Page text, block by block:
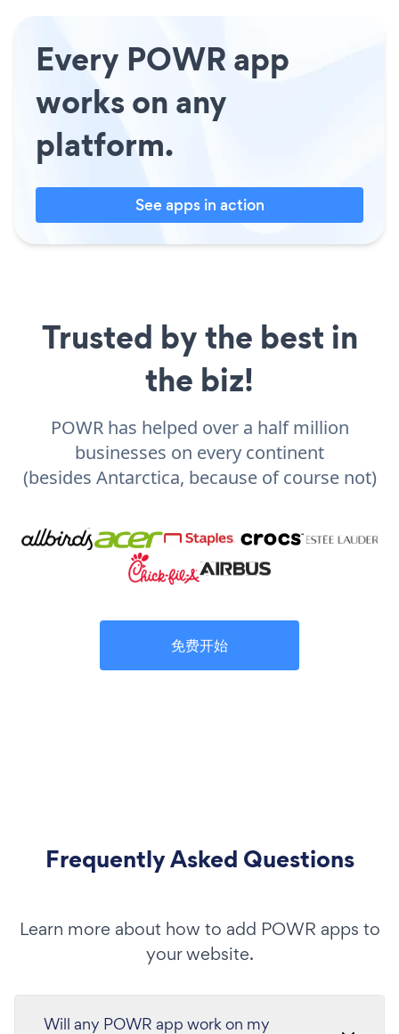
Every POWR app
works on any
platform.
See apps in action
Trusted by the best in
the biz!
POWR has helped over a half million
businesses on every continent
(besides Antarctica, because of course not)
免费开始
Frequently Asked Questions
Learn more about how to add POWR apps to
your website.
Will any POWR app work on my